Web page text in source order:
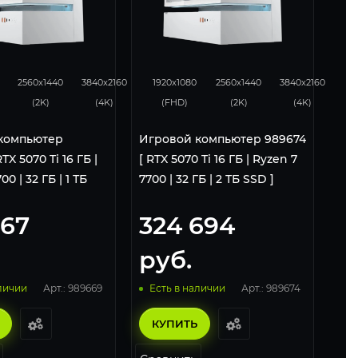
2560x1440
(2K)
3840x2160
(4K)
5070 Ti 16 ГБ |
| 32 ГБ | 1 ТБ
Арт.: 989669
1920x1080
(FHD)
2560x1440
(2K)
3840x2160
(4K)
Игровой компьютер 989674
[ RTX 5070 Ti 16 ГБ | Ryzen 7
7700 | 32 ГБ | 2 ТБ SSD ]
324 694
руб.
Есть в наличии Арт.: 989674
КУПИТЬ